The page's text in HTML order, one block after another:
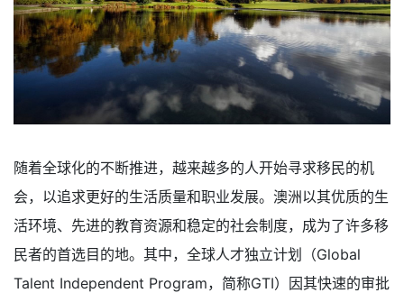
随着全球化的不断推进，越来越多的人开始寻求移民的机
会，以追求更好的生活质量和职业发展。澳洲以其优质的生
活环境、先进的教育资源和稳定的社会制度，成为了许多移
民者的首选目的地。其中，全球人才独立计划（Global
Talent Independent Program，简称GTI）因其快速的审批